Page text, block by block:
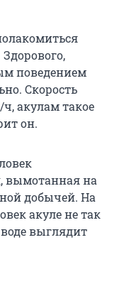
поведением
Скорость
акулам такое
он.
вымотанная на
добычей. На
акуле не так
выглядит